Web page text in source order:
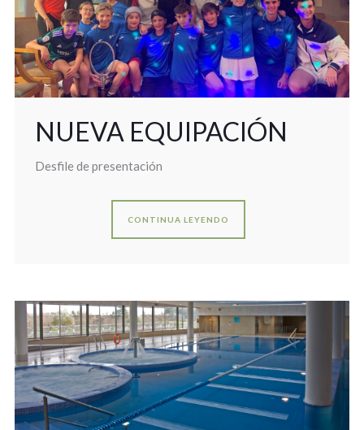
NUEVA EQUIPACIÓN
Desfile de presentación
CONTINUA LEYENDO